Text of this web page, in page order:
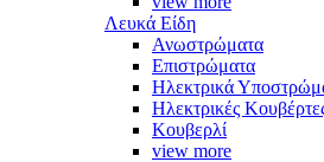
Λευκά Είδη
Ανωστρώματα
Επιστρώματα
Ηλεκτρικά
Ηλεκτρικές
Κουβερλί
view more